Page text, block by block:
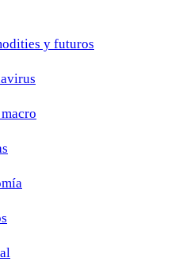
y futuros